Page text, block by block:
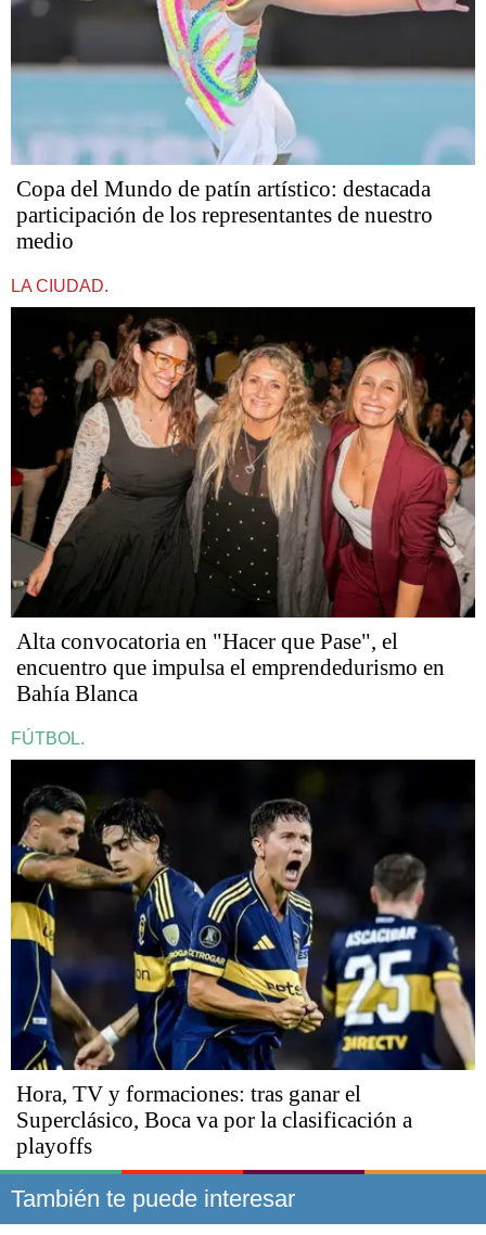
Copa del Mundo de patín artístico: destacada
participación de los representantes de nuestro
medio
LA CIUDAD.
Alta convocatoria en "Hacer que Pase", el
encuentro que impulsa el emprendedurismo en
Bahía Blanca
FÚTBOL.
Hora, TV y formaciones: tras ganar el
Superclásico, Boca va por la clasificación a
playoffs
También te puede interesar